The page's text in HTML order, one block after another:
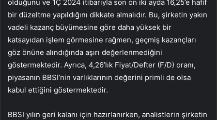
olduğunu ve 1Ç 2024 itibarıyla son on iki ayda 16,25’e hafif
bir düzeltme yapıldığını dikkate almalıdır. Bu, şirketin yakın
vadeli kazanç büyümesine göre daha yüksek bir
katsayıdan işlem görmesine rağmen, geçmiş kazançları
göz önüne alındığında aşırı değerlenmediğini
göstermektedir. Ayrıca, 4,26’lık Fiyat/Defter (F/D) oranı,
piyasanın BBSI’nin varlıklarının değerini primli de olsa
kabul ettiğini göstermektedir.
BBSI yılın geri kalanı için hazırlanırken, analistlerin şirketin